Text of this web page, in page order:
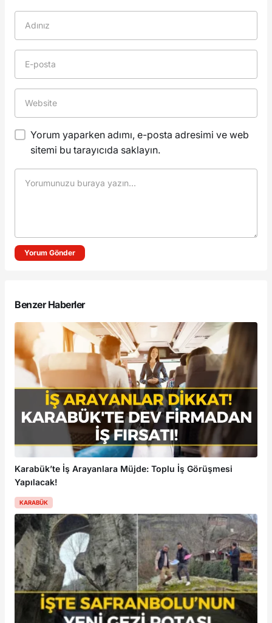
Yorum yaparken adımı, e-posta adresimi ve web
sitemi bu tarayıcıda saklayın.
Yorum Gönder
Benzer Haberler
Karabük’te İş Arayanlara Müjde: Toplu İş Görüşmesi
Yapılacak!
KARABÜK